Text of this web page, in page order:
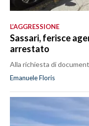
L’AGGRESSIONE
Sassari, ferisce
arrestato
Alla richiesta di
Emanuele Floris